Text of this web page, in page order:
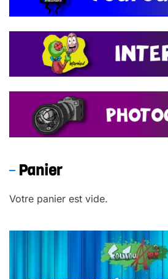
Panier
Votre panier est vide.